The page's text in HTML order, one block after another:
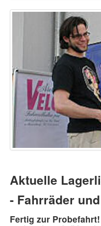
Aktuelle
- Fahrräder
Fertig zur